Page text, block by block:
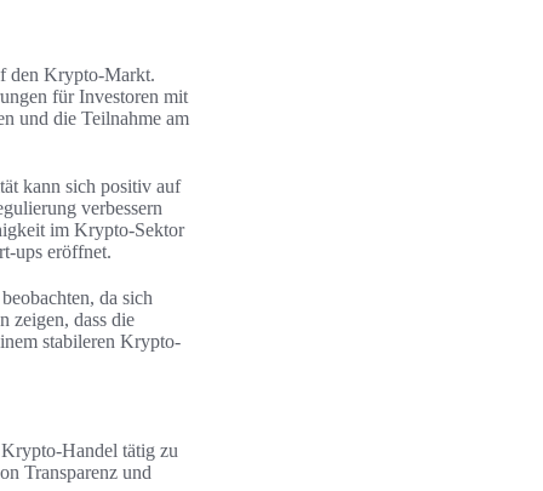
den Krypto-Markt.
für Investoren mit
und die Teilnahme am
kann sich positiv auf
verbessern
im Krypto-Sektor
ups eröffnet.
da sich
zeigen, dass die
stabileren Krypto-
Handel tätig zu
Transparenz und